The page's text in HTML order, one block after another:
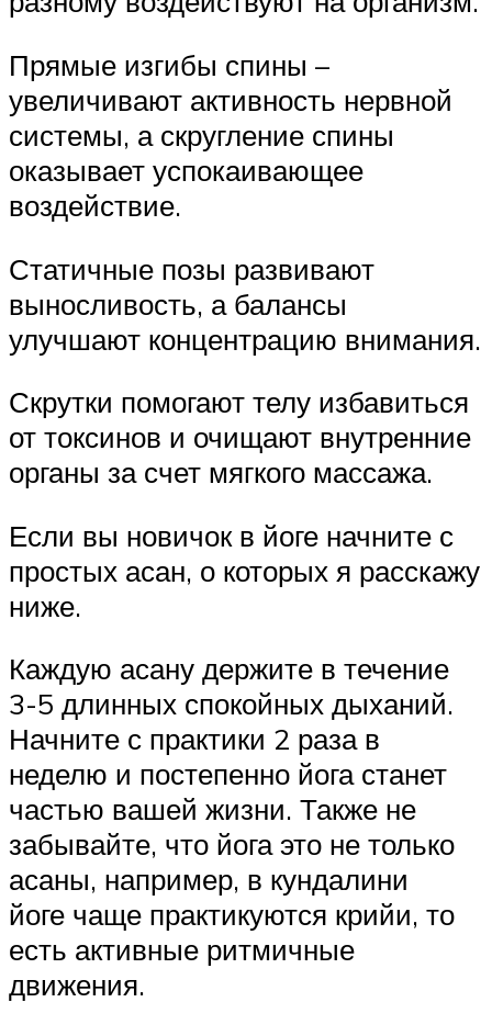
Прямые изгибы спины –
увеличивают активность нервной
системы, а скругление спины
оказывает успокаивающее
воздействие.
Статичные позы развивают
выносливость, а балансы
улучшают концентрацию внимания.
Скрутки помогают телу избавиться
от токсинов и очищают внутренние
органы за счет мягкого массажа.
Если вы новичок в йоге начните с
простых асан, о которых я расскажу
ниже.
Каждую асану держите в течение
3-5 длинных спокойных дыханий.
Начните с практики 2 раза в
неделю и постепенно йога станет
частью вашей жизни. Также не
забывайте, что йога это не только
асаны, например, в кундалини
йоге чаще практикуются крийи, то
есть активные ритмичные
движения.